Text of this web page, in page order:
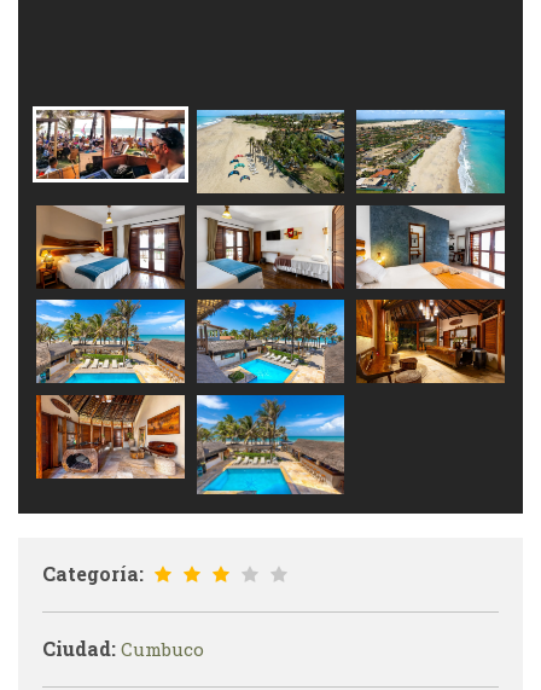
Categoría:
Ciudad: Cumbuco